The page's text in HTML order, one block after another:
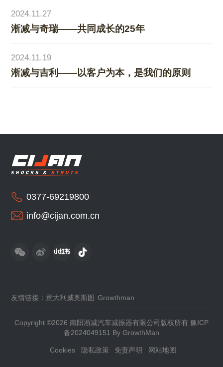
2024.11.27
淅减与奇瑞——共同成长的25年
2024.11.19
淅减与吉利——以客户为本，是我们的原则
0377-69219800
info@cijan.com.cn
友情链接：意大利威奥斯图 Growthman
Copyright ©2026 南阳淅减汽车减振器有限公司版权所有 豫ICP
备2024049151 By GrowthMan
Cookies 隐私政策 免责声明 网站地图